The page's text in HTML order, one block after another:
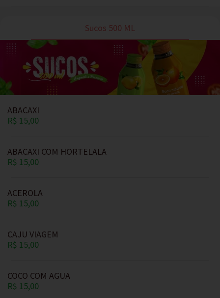
Sucos 500 ML
ABACAXI
R$ 15,00
ABACAXI COM HORTELALA
R$ 15,00
ACEROLA
R$ 15,00
CAJU VIAGEM
R$ 15,00
COCO COM AGUA
R$ 15,00